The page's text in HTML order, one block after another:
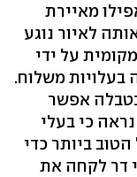
מאיירת
לאיור נוגע
על ידי
בעלויות משלוח.
אפשר
כי בעלי
ביותר כדי
דר לקחה את